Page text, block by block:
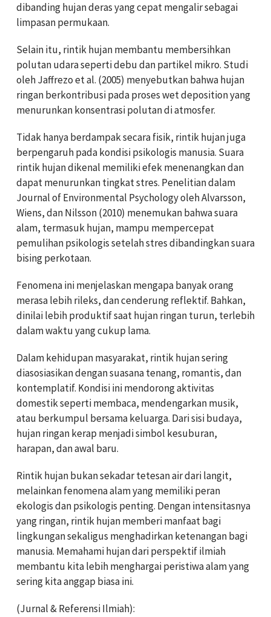
dibanding hujan deras yang cepat mengalir sebagai
limpasan permukaan.
Selain itu, rintik hujan membantu membersihkan
polutan udara seperti debu dan partikel mikro. Studi
oleh Jaffrezo et al. (2005) menyebutkan bahwa hujan
ringan berkontribusi pada proses wet deposition yang
menurunkan konsentrasi polutan di atmosfer.
Tidak hanya berdampak secara fisik, rintik hujan juga
berpengaruh pada kondisi psikologis manusia. Suara
rintik hujan dikenal memiliki efek menenangkan dan
dapat menurunkan tingkat stres. Penelitian dalam
Journal of Environmental Psychology oleh Alvarsson,
Wiens, dan Nilsson (2010) menemukan bahwa suara
alam, termasuk hujan, mampu mempercepat
pemulihan psikologis setelah stres dibandingkan suara
bising perkotaan.
Fenomena ini menjelaskan mengapa banyak orang
merasa lebih rileks, dan cenderung reflektif. Bahkan,
dinilai lebih produktif saat hujan ringan turun, terlebih
dalam waktu yang cukup lama.
Dalam kehidupan masyarakat, rintik hujan sering
diasosiasikan dengan suasana tenang, romantis, dan
kontemplatif. Kondisi ini mendorong aktivitas
domestik seperti membaca, mendengarkan musik,
atau berkumpul bersama keluarga. Dari sisi budaya,
hujan ringan kerap menjadi simbol kesuburan,
harapan, dan awal baru.
Rintik hujan bukan sekadar tetesan air dari langit,
melainkan fenomena alam yang memiliki peran
ekologis dan psikologis penting. Dengan intensitasnya
yang ringan, rintik hujan memberi manfaat bagi
lingkungan sekaligus menghadirkan ketenangan bagi
manusia. Memahami hujan dari perspektif ilmiah
membantu kita lebih menghargai peristiwa alam yang
sering kita anggap biasa ini.
(Jurnal & Referensi Ilmiah):